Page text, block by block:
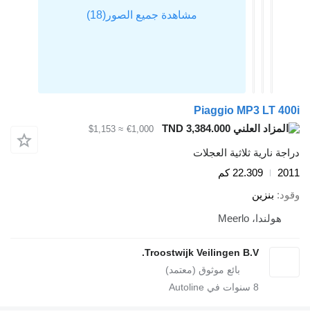
Piaggio MP3 LT 400i
€1,000
≈ $1,153
دراجة نارية ثلاثية العجلات
2011
22.309 كم
وقود بنزين
هولندا، Meerlo
Troostwijk Veilingen B.V.
8 سنوات في Autoline